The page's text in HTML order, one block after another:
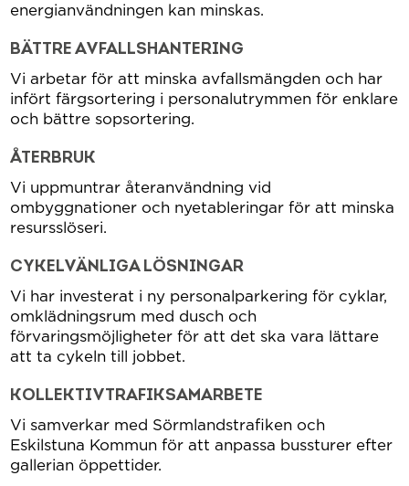
energianvändningen kan minskas.
BÄTTRE AVFALLSHANTERING
Vi arbetar för att minska avfallsmängden och har
infört färgsortering i personalutrymmen för enklare
och bättre sopsortering.
ÅTERBRUK
Vi uppmuntrar återanvändning vid
ombyggnationer och nyetableringar för att minska
resursslöseri.
CYKELVÄNLIGA LÖSNINGAR
Vi har investerat i ny personalparkering för cyklar,
omklädningsrum med dusch och
förvaringsmöjligheter för att det ska vara lättare
att ta cykeln till jobbet.
KOLLEKTIVTRAFIKSAMARBETE
Vi samverkar med Sörmlandstrafiken och
Eskilstuna Kommun för att anpassa bussturer efter
gallerian öppettider.